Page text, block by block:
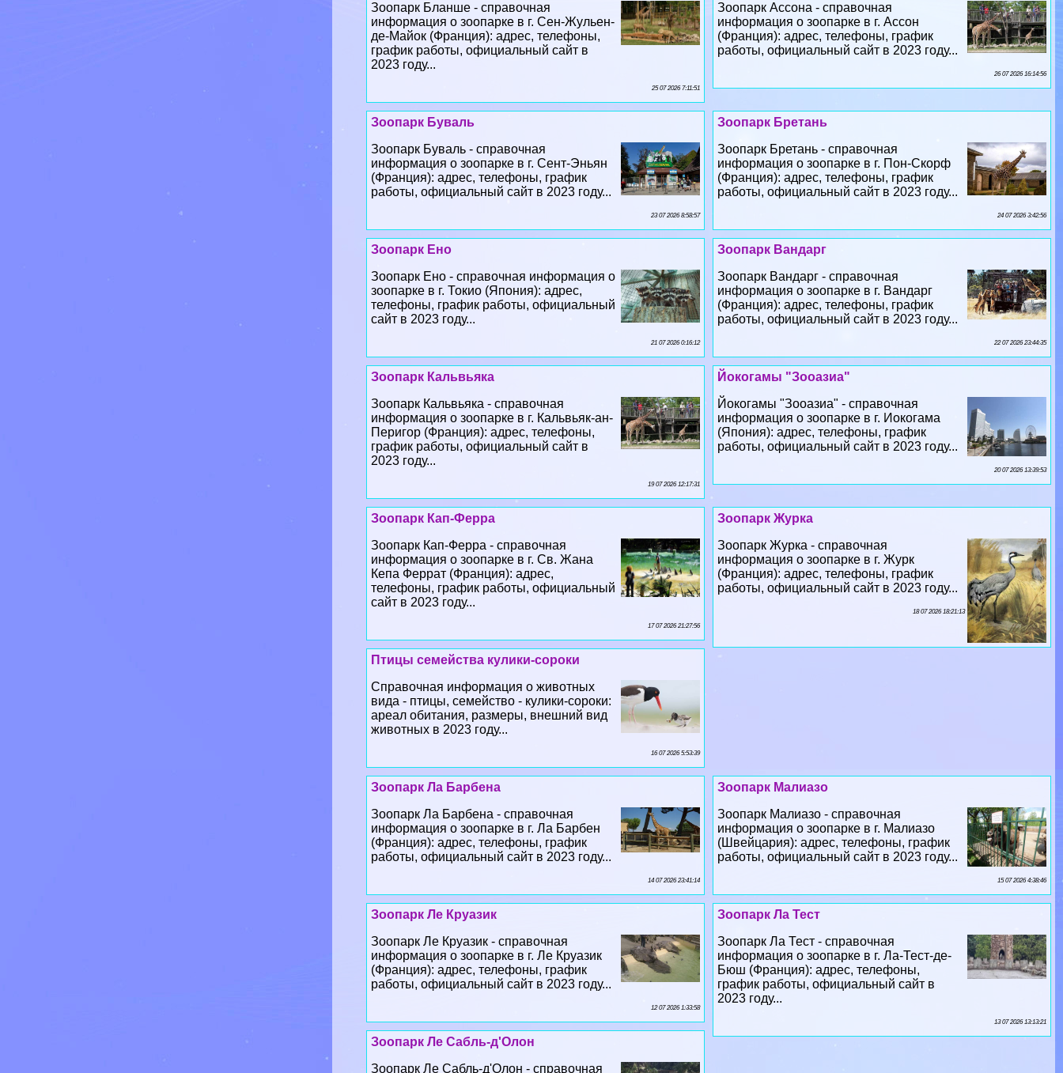
Зоопарк Ассона - справочная
информация о зоопарке в г. Ассон
(Франция): адрес, телефоны, график
работы, официальный сайт в 2023 году...
26 07 2026 16:14:56
Зоопарк Бланше - справочная
информация о зоопарке в г. Сен-Жульен-
де-Майок (Франция): адрес, телефоны,
график работы, официальный сайт в
2023 году...
25 07 2026 7:11:51
Зоопарк Бретань
Зоопарк Бретань - справочная
информация о зоопарке в г. Пон-Скорф
(Франция): адрес, телефоны, график
работы, официальный сайт в 2023 году...
24 07 2026 3:42:56
Зоопарк Буваль
Зоопарк Буваль - справочная
информация о зоопарке в г. Сент-Эньян
(Франция): адрес, телефоны, график
работы, официальный сайт в 2023 году...
23 07 2026 8:58:57
Зоопарк Вандарг
Зоопарк Вандарг - справочная
информация о зоопарке в г. Вандарг
(Франция): адрес, телефоны, график
работы, официальный сайт в 2023 году...
22 07 2026 23:44:35
Зоопарк Ено
Зоопарк Ено - справочная информация о
зоопарке в г. Токио (Япония): адрес,
телефоны, график работы, официальный
сайт в 2023 году...
21 07 2026 0:16:12
Йокогамы "Зооазиа"
Йокогамы "Зооазиа" - справочная
информация о зоопарке в г. Иокогама
(Япония): адрес, телефоны, график
работы, официальный сайт в 2023 году...
20 07 2026 13:39:53
Зоопарк Кальвьяка
Зоопарк Кальвьяка - справочная
информация о зоопарке в г. Кальвьяк-ан-
Перигор (Франция): адрес, телефоны,
график работы, официальный сайт в
2023 году...
19 07 2026 12:17:31
Зоопарк Журка
Зоопарк Журка - справочная
информация о зоопарке в г. Журк
(Франция): адрес, телефоны, график
работы, официальный сайт в 2023 году...
18 07 2026 18:21:13
Зоопарк Кап-Ферра
Зоопарк Кап-Ферра - справочная
информация о зоопарке в г. Св. Жана
Кепа Феррат (Франция): адрес,
телефоны, график работы, официальный
сайт в 2023 году...
17 07 2026 21:27:56
Птицы семейства кулики-сороки
Справочная информация о животных
вида - птицы, семейство - кулики-сороки:
ареал обитания, размеры, внешний вид
животных в 2023 году...
16 07 2026 5:53:39
Зоопарк Малиазо
Зоопарк Малиазо - справочная
информация о зоопарке в г. Малиазо
(Швейцария): адрес, телефоны, график
работы, официальный сайт в 2023 году...
15 07 2026 4:38:46
Зоопарк Ла Барбена
Зоопарк Ла Барбена - справочная
информация о зоопарке в г. Ла Барбен
(Франция): адрес, телефоны, график
работы, официальный сайт в 2023 году...
14 07 2026 23:41:14
Зоопарк Ла Тест
Зоопарк Ла Тест - справочная
информация о зоопарке в г. Ла-Тест-де-
Бюш (Франция): адрес, телефоны,
график работы, официальный сайт в
2023 году...
13 07 2026 13:13:21
Зоопарк Ле Круазик
Зоопарк Ле Круазик - справочная
информация о зоопарке в г. Ле Круазик
(Франция): адрес, телефоны, график
работы, официальный сайт в 2023 году...
12 07 2026 1:33:58
Зоопарк Ле Сабль-д'Олон
Зоопарк Ле Сабль-д'Олон - справочная